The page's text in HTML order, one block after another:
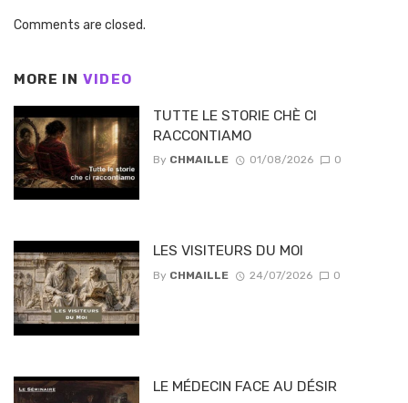
Comments are closed.
MORE IN VIDEO
TUTTE LE STORIE CHÈ CI
RACCONTIAMO
By CHMAILLE 01/08/2026 0
LES VISITEURS DU MOI
By CHMAILLE 24/07/2026 0
LE MÉDECIN FACE AU DÉSIR